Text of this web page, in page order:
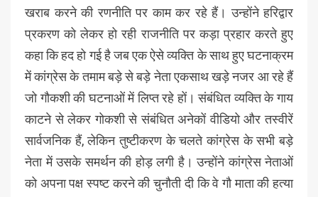
खराब करने की रणनीति पर काम कर रहे हैं। उन्होंने हरिद्वार
प्रकरण को लेकर हो रही राजनीति पर कड़ा प्रहार करते हुए
कहा कि हद हो गई है जब एक ऐसे व्यक्ति के साथ हुए घटनाक्रम
में कांग्रेस के तमाम बड़े से बड़े नेता एकसाथ खड़े नजर आ रहे हैं
जो गौकशी की घटनाओं में लिप्त रहे हों। संबंधित व्यक्ति के गाय
काटने से लेकर गोकशी से संबंधित अनेकों वीडियो और तस्वीरें
सार्वजनिक हैं, लेकिन तुष्टीकरण के चलते कांग्रेस के सभी बड़े
नेता में उसके समर्थन की होड़ लगी है। उन्होंने कांग्रेस नेताओं
को अपना पक्ष स्पष्ट करने की चुनौती दी कि वे गौ माता की हत्या